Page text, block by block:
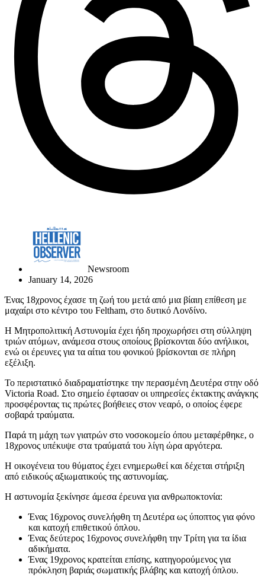
Newsroom
January 14, 2026
Ένας 18χρονος έχασε τη ζωή του μετά από μια βίαιη επίθεση με
μαχαίρι στο κέντρο του Feltham, στο δυτικό Λονδίνο.
Η Μητροπολιτική Αστυνομία έχει ήδη προχωρήσει στη σύλληψη
τριών ατόμων, ανάμεσα στους οποίους βρίσκονται δύο ανήλικοι,
ενώ οι έρευνες για τα αίτια του φονικού βρίσκονται σε πλήρη
εξέλιξη.
Το περιστατικό διαδραματίστηκε την περασμένη Δευτέρα στην οδό
Victoria Road. Στο σημείο έφτασαν οι υπηρεσίες έκτακτης ανάγκης
προσφέροντας τις πρώτες βοήθειες στον νεαρό, ο οποίος έφερε
σοβαρά τραύματα.
Παρά τη μάχη των γιατρών στο νοσοκομείο όπου μεταφέρθηκε, ο
18χρονος υπέκυψε στα τραύματά του λίγη ώρα αργότερα.
Η οικογένεια του θύματος έχει ενημερωθεί και δέχεται στήριξη
από ειδικούς αξιωματικούς της αστυνομίας.
Η αστυνομία ξεκίνησε άμεσα έρευνα για ανθρωποκτονία:
Ένας 16χρονος συνελήφθη τη Δευτέρα ως ύποπτος για φόνο
και κατοχή επιθετικού όπλου.
Ένας δεύτερος 16χρονος συνελήφθη την Τρίτη για τα ίδια
αδικήματα.
Ένας 19χρονος κρατείται επίσης, κατηγορούμενος για
πρόκληση βαριάς σωματικής βλάβης και κατοχή όπλου.